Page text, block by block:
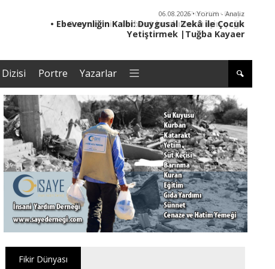
06.08.2026 • Yorum - Analiz
• Ebeveynliğin Kalbi: Duygusal Zekâ ile Çocuk
Yetiştirmek |Tuğba Kayaer
Dizisi Portre Yazarlar
Fikir Dünyası